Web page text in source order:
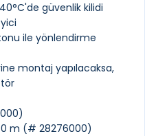
güvenlik kilidi
ile yönlendirme
montaj yapılacaksa,
)
m (# 28276000)